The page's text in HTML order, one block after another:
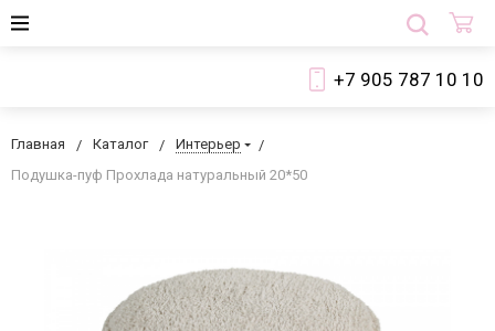
+7 905 787 10 10
Главная Каталог
Интерьер
Подушка-пуф Прохлада натуральный 20*50